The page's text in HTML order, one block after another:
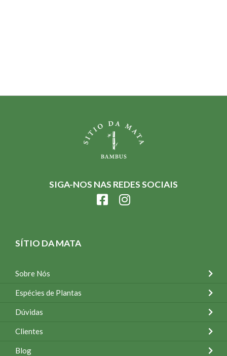
SIGA-NOS NAS REDES SOCIAIS
SÍTIO DA MATA
Sobre Nós
Espécies de Plantas
Dúvidas
Clientes
Blog